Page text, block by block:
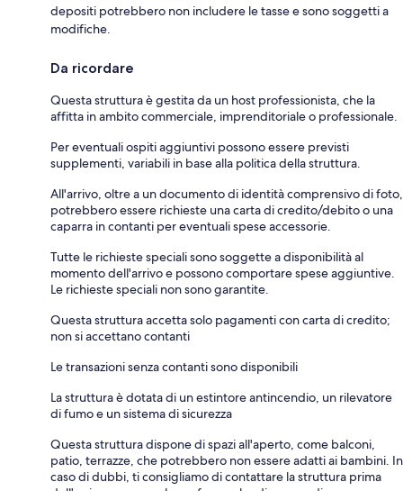
depositi potrebbero non includere le tasse e sono soggetti a
modifiche.
Da ricordare
Questa struttura è gestita da un host professionista, che la
affitta in ambito commerciale, imprenditoriale o professionale.
Per eventuali ospiti aggiuntivi possono essere previsti
supplementi, variabili in base alla politica della struttura.
All'arrivo, oltre a un documento di identità comprensivo di foto,
potrebbero essere richieste una carta di credito/debito o una
caparra in contanti per eventuali spese accessorie.
Tutte le richieste speciali sono soggette a disponibilità al
momento dell'arrivo e possono comportare spese aggiuntive.
Le richieste speciali non sono garantite.
Questa struttura accetta solo pagamenti con carta di credito;
non si accettano contanti
Le transazioni senza contanti sono disponibili
La struttura è dotata di un estintore antincendio, un rilevatore
di fumo e un sistema di sicurezza
Questa struttura dispone di spazi all'aperto, come balconi,
patio, terrazze, che potrebbero non essere adatti ai bambini. In
caso di dubbi, ti consigliamo di contattare la struttura prima